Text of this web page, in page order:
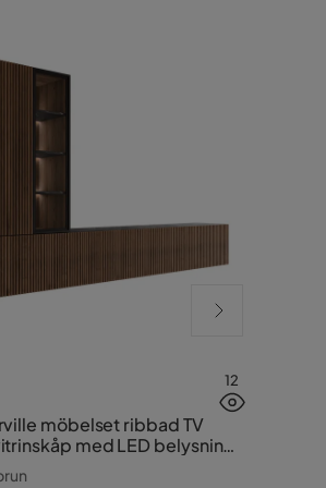
12
möbelset ribbad TV
med LED belysning
- golvstående 260 cm